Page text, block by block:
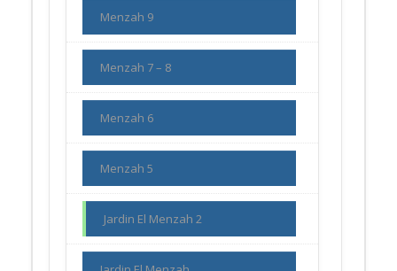
Menzah 9
Menzah 7 – 8
Menzah 6
Menzah 5
Jardin El Menzah 2